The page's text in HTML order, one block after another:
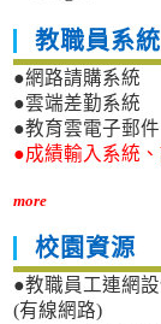
教職員系統
●網路請購系統
●雲端差勤系統
●教育雲電子郵件
●成績輸入系統
more
校園資源
●教職員工連網
(有線網路)